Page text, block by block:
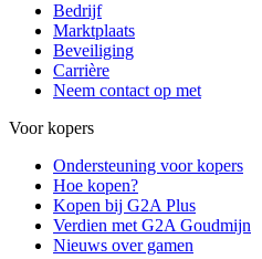
Bedrijf
Marktplaats
Beveiliging
Carrière
Neem contact op met
Voor kopers
Ondersteuning voor kopers
Hoe kopen?
Kopen bij G2A Plus
Verdien met G2A Goudmijn
Nieuws over gamen